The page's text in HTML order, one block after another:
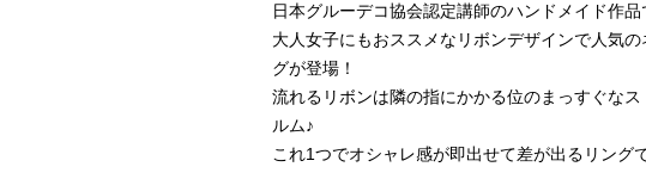
日本グルーデコ協会認定講師のハンドメイド作品
大人女子にもおススメなリボンデザインで人気
グが登場！
流れるリボンは隣の指にかかる位のまっすぐな
ルム♪
これ1つでオシャレ感が即出せて差が出るリングで